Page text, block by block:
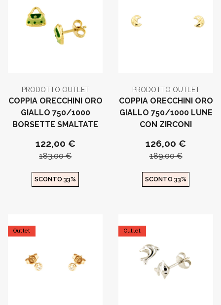
PRODOTTO OUTLET
COPPIA ORECCHINI ORO
GIALLO 750/1000
BORSETTE SMALTATE
122,00 €
183,00 €
SCONTO 33%
PRODOTTO OUTLET
COPPIA ORECCHINI ORO
GIALLO 750/1000 LUNE
CON ZIRCONI
126,00 €
189,00 €
SCONTO 33%
Outlet Outlet